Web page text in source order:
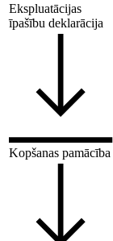
Ekspluatācijas
īpašību deklarācija
Kopšanas pamācība